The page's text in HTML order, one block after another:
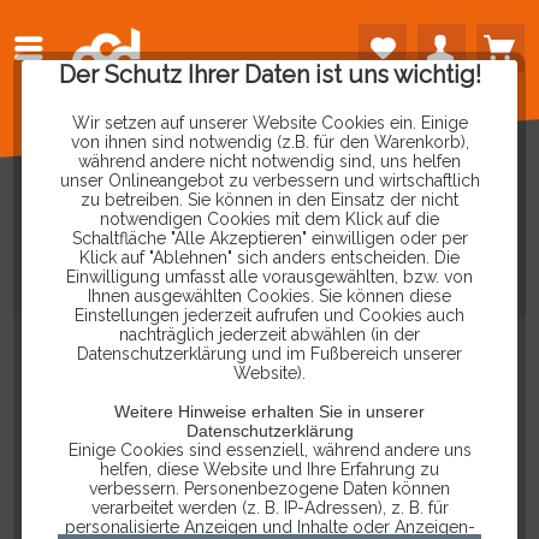
Der Schutz Ihrer Daten ist uns wichtig!
Wir setzen auf unserer Website Cookies ein. Einige
von ihnen sind notwendig (z.B. für den Warenkorb),
während andere nicht notwendig sind, uns helfen
unser Onlineangebot zu verbessern und wirtschaftlich
zu betreiben. Sie können in den Einsatz der nicht
notwendigen Cookies mit dem Klick auf die
Schaltfläche "Alle Akzeptieren" einwilligen oder per
Klick auf "Ablehnen" sich anders entscheiden. Die
Einwilligung umfasst alle vorausgewählten, bzw. von
Ihnen ausgewählten Cookies. Sie können diese
Einstellungen jederzeit aufrufen und Cookies auch
nachträglich jederzeit abwählen (in der
Datenschutzerklärung und im Fußbereich unserer
Website).
Weitere Hinweise erhalten Sie in unserer
Datenschutzerklärung
Einige Cookies sind essenziell, während andere uns
helfen, diese Website und Ihre Erfahrung zu
verbessern. Personenbezogene Daten können
verarbeitet werden (z. B. IP-Adressen), z. B. für
personalisierte Anzeigen und Inhalte oder Anzeigen-
2X2 ZU 16 POL OBD
KABELADAPTER